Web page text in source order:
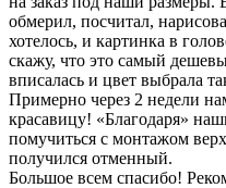
обмерил, посчитал,
хотелось, и картинка в
скажу, что это самый
вписалась и цвет выбрала
Примерно через 2 недели
красавицу! «Благодаря»
помучиться с монтажом
получился отменный.
Большое всем спасибо!